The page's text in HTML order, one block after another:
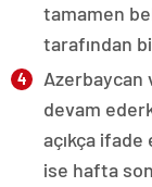
tamamen
tarafından
Azerbaycan
devam
açıkça
ise hafta